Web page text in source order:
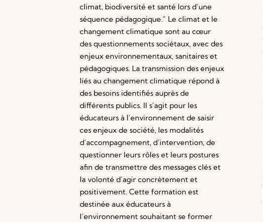
climat, biodiversité et santé lors d’une
séquence pédagogique.” Le climat et le
changement climatique sont au cœur
des questionnements sociétaux, avec des
enjeux environnementaux, sanitaires et
pédagogiques. La transmission des enjeux
liés au changement climatique répond à
des besoins identifiés auprès de
différents publics. Il s’agit pour les
éducateurs à l’environnement de saisir
ces enjeux de société, les modalités
d’accompagnement, d’intervention, de
questionner leurs rôles et leurs postures
afin de transmettre des messages clés et
la volonté d’agir concrètement et
positivement. Cette formation est
destinée aux éducateurs à
l’environnement souhaitant se former